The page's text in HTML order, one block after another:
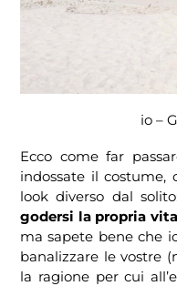
io –
Ecco come far
indossate il
look diverso dal
godersi la propria
ma sapete bene che
banalizzare le vostre
la ragione per cui